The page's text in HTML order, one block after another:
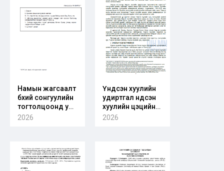
Намын жагсаалт
бүхий сонгуулийн
тогтолцоонд улс
төрийн намын
2026
Үндсэн хуулийн
удиртгал үндсэн
хуулийн цэцийн
шийдвэрийн
хувьд
2026